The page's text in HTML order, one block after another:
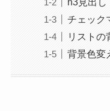
チェック
リストの
背景色変